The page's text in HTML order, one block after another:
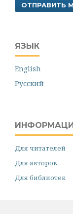
ОТПРАВИТЬ
ЯЗЫК
English
Русский
Для читателей
Для авторов
Для библиотек